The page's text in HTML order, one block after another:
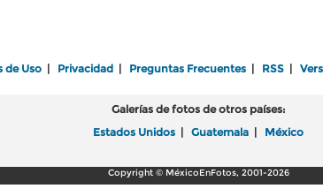
de Uso Privacidad Preguntas Frecuentes RSS
Galerías de fotos de otros países:
Estados Unidos
Guatemala México
Copyright © MéxicoEnFotos, 2001-2026